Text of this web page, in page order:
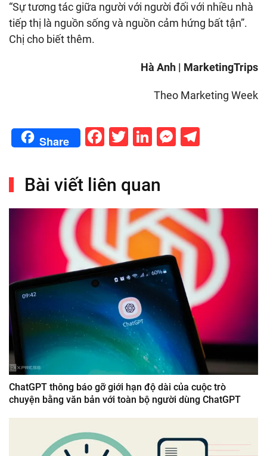
“Sự tương tác giữa người với người đối với nhiều nhà
tiếp thị là nguồn sống và nguồn cảm hứng bất tận”.
Chị cho biết thêm.
Hà Anh | MarketingTrips
Theo Marketing Week
Share Facebook
Twitter
LinkedIn
Bài viết liên quan
ChatGPT thông báo gỡ giới hạn độ dài của cuộc trò
chuyện bằng văn bản với toàn bộ người dùng ChatGPT